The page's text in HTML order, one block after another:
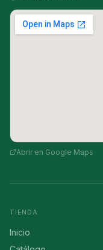
Abrir en Google Maps
TIENDA
Inicio